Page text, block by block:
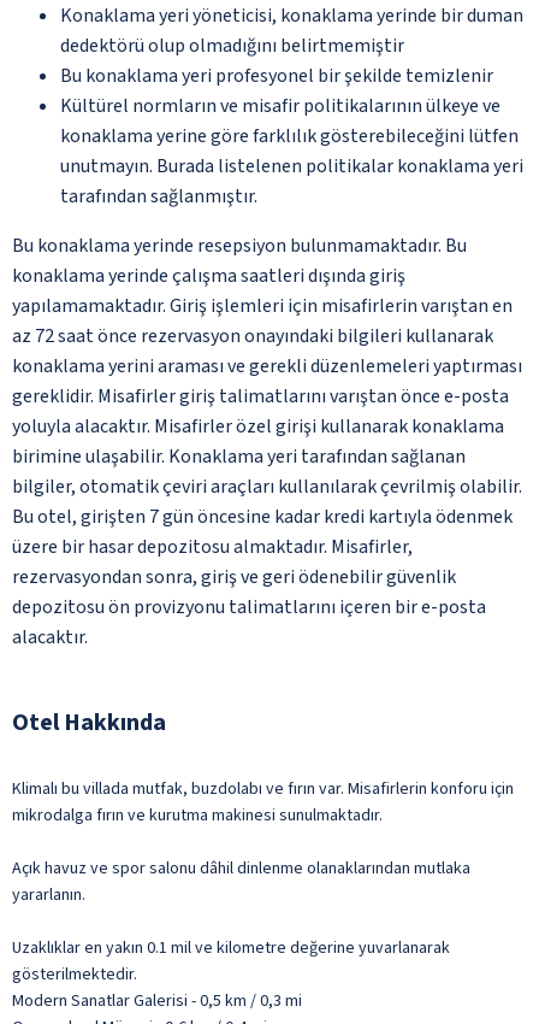
Konaklama yeri yöneticisi, konaklama yerinde bir duman
dedektörü olup olmadığını belirtmemiştir
Bu konaklama yeri profesyonel bir şekilde temizlenir
Kültürel normların ve misafir politikalarının ülkeye ve
konaklama yerine göre farklılık gösterebileceğini lütfen
unutmayın. Burada listelenen politikalar konaklama yeri
tarafından sağlanmıştır.
Bu konaklama yerinde resepsiyon bulunmamaktadır. Bu
konaklama yerinde çalışma saatleri dışında giriş
yapılamamaktadır. Giriş işlemleri için misafirlerin varıştan en
az 72 saat önce rezervasyon onayındaki bilgileri kullanarak
konaklama yerini araması ve gerekli düzenlemeleri yaptırması
gereklidir. Misafirler giriş talimatlarını varıştan önce e-posta
yoluyla alacaktır. Misafirler özel girişi kullanarak konaklama
birimine ulaşabilir. Konaklama yeri tarafından sağlanan
bilgiler, otomatik çeviri araçları kullanılarak çevrilmiş olabilir.
Bu otel, girişten 7 gün öncesine kadar kredi kartıyla ödenmek
üzere bir hasar depozitosu almaktadır. Misafirler,
rezervasyondan sonra, giriş ve geri ödenebilir güvenlik
depozitosu ön provizyonu talimatlarını içeren bir e-posta
alacaktır.
Otel Hakkında
Klimalı bu villada mutfak, buzdolabı ve fırın var. Misafirlerin konforu için
mikrodalga fırın ve kurutma makinesi sunulmaktadır.
Açık havuz ve spor salonu dâhil dinlenme olanaklarından mutlaka
yararlanın.
Uzaklıklar en yakın 0.1 mil ve kilometre değerine yuvarlanarak
gösterilmektedir.
Modern Sanatlar Galerisi - 0,5 km / 0,3 mi